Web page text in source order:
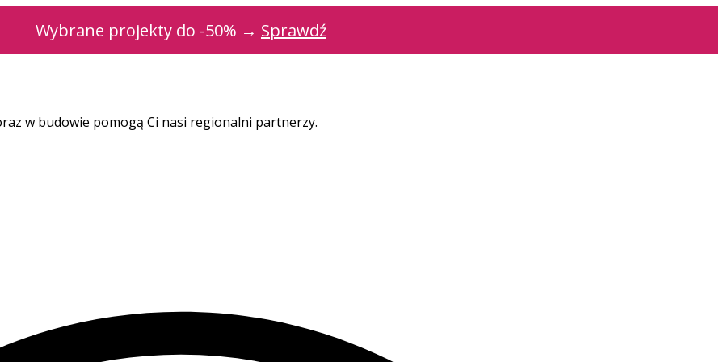
Wybrane projekty do -50% → Sprawdź
w budowie pomogą Ci nasi regionalni partnerzy.